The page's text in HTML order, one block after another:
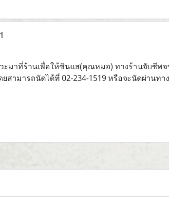
มาที่ร้านเพื่อให้ซินแส(คุณหมอ) ทางร้านจับชีพจ
ยสามารถนัดได้ที่ 02-234-1519 หรือจะนัดผ่าน